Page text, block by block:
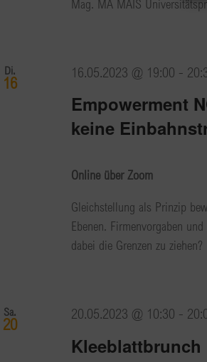
Mag. MA MAIS
Di.
16
Empowerment
keine
16.05.2023 @ 19:00 -
Online über Zoom
Gleichstellung als Prinzip
Ebenen. Firmenvorgaben
dabei die Grenzen zu ziehen?
Sa.
20
Kleeblattbrunch
20.05.2023 @ 10:30 -